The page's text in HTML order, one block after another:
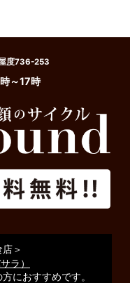
度736-253
～17時
＞
ラ）
におすすめです。